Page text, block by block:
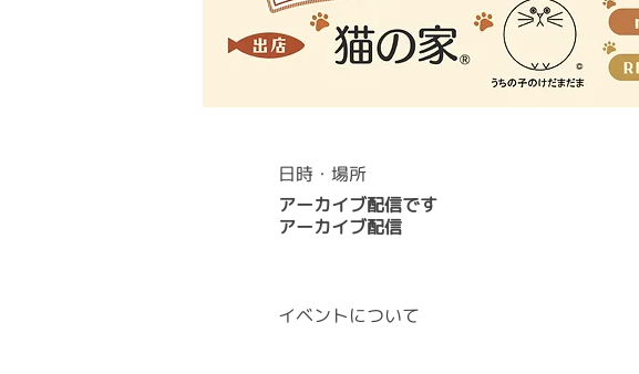
日時・場所
アーカイブ配信です
アーカイブ配信
イベントについて